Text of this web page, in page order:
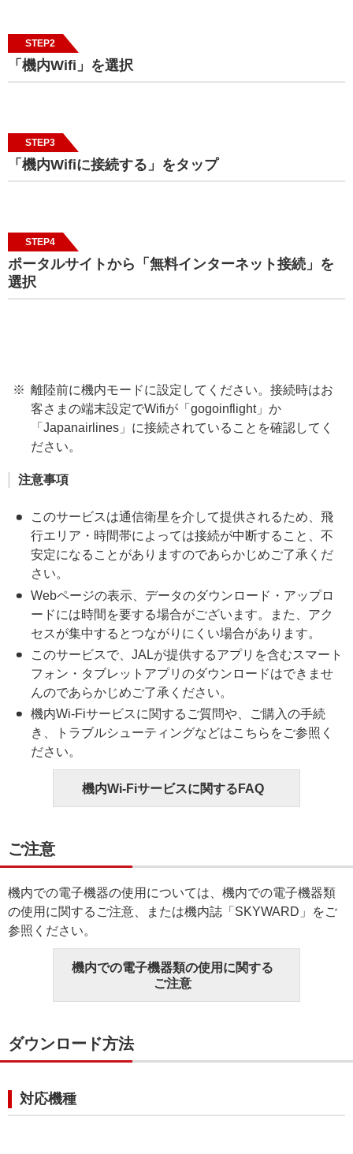
STEP2
「機内Wifi」を選択
STEP3
「機内Wifiに接続する」をタップ
STEP4
ポータルサイトから「無料インターネット接続」を
選択
離陸前に機内モードに設定してください。接続時はお
客さまの端末設定でWifiが「gogoinflight」か
「Japanairlines」に接続されていることを確認してく
ださい。
注意事項
このサービスは通信衛星を介して提供されるため、飛
行エリア・時間帯によっては接続が中断すること、不
安定になることがありますのであらかじめご了承くだ
さい。
Webページの表示、データのダウンロード・アップロ
ードには時間を要する場合がございます。また、アク
セスが集中するとつながりにくい場合があります。
このサービスで、JALが提供するアプリを含むスマート
フォン・タブレットアプリのダウンロードはできませ
んのであらかじめご了承ください。
機内Wi-Fiサービスに関するご質問や、ご購入の手続
き、トラブルシューティングなどはこちらをご参照く
ださい。
機内Wi-Fiサービスに関するFAQ
ご注意
機内での電子機器の使用については、機内での電子機器類
の使用に関するご注意、または機内誌「SKYWARD」をご
参照ください。
機内での電子機器類の使用に関する
ご注意
ダウンロード方法
対応機種